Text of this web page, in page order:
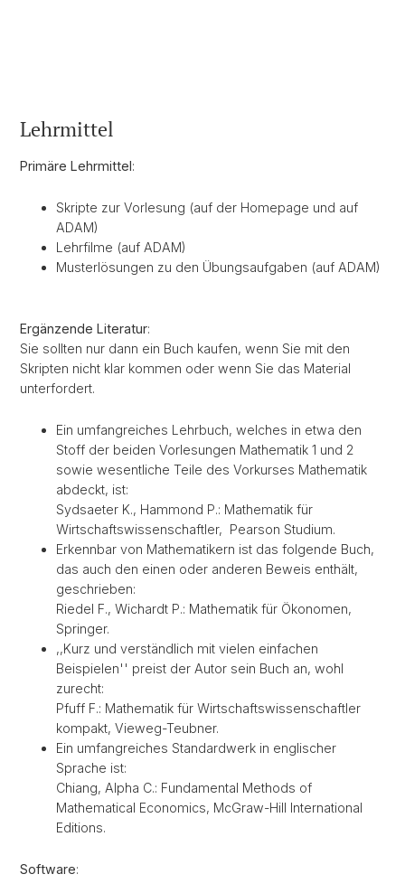
Lehrmittel
Primäre Lehrmittel:
Skripte zur Vorlesung (auf der Homepage und auf
ADAM)
Lehrfilme (auf ADAM)
Musterlösungen zu den Übungsaufgaben (auf ADAM)
Ergänzende Literatur:
Sie sollten nur dann ein Buch kaufen, wenn Sie mit den
Skripten nicht klar kommen oder wenn Sie das Material
unterfordert.
Ein umfangreiches Lehrbuch, welches in etwa den
Stoff der beiden Vorlesungen Mathematik 1 und 2
sowie wesentliche Teile des Vorkurses Mathematik
abdeckt, ist:
Sydsaeter K., Hammond P.: Mathematik für
Wirtschaftswissenschaftler, Pearson Studium.
Erkennbar von Mathematikern ist das folgende Buch,
das auch den einen oder anderen Beweis enthält,
geschrieben:
Riedel F., Wichardt P.: Mathematik für Ökonomen,
Springer.
,,Kurz und verständlich mit vielen einfachen
Beispielen'' preist der Autor sein Buch an, wohl
zurecht:
Pfuff F.: Mathematik für Wirtschaftswissenschaftler
kompakt, Vieweg-Teubner.
Ein umfangreiches Standardwerk in englischer
Sprache ist:
Chiang, Alpha C.: Fundamental Methods of
Mathematical Economics, McGraw-Hill International
Editions.
Software: